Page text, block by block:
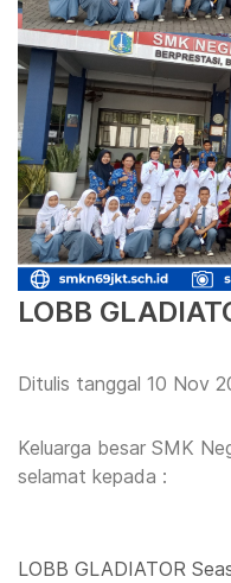
LOBB
Ditulis tanggal 10 Nov
Keluarga besar SMK
selamat kepada :
LOBB GLADIATOR